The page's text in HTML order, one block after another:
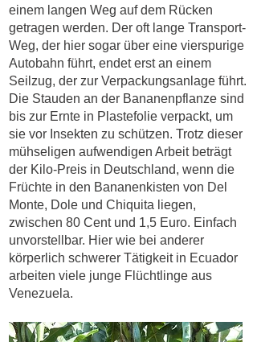
einem langen Weg auf dem Rücken
getragen werden. Der oft lange Transport-
Weg, der hier sogar über eine vierspurige
Autobahn führt, endet erst an einem
Seilzug, der zur Verpackungsanlage führt.
Die Stauden an der Bananenpflanze sind
bis zur Ernte in Plastefolie verpackt, um
sie vor Insekten zu schützen. Trotz dieser
mühseligen aufwendigen Arbeit beträgt
der Kilo-Preis in Deutschland, wenn die
Früchte in den Bananenkisten von Del
Monte, Dole und Chiquita liegen,
zwischen 80 Cent und 1,5 Euro. Einfach
unvorstellbar. Hier wie bei anderer
körperlich schwerer Tätigkeit in Ecuador
arbeiten viele junge Flüchtlinge aus
Venezuela.